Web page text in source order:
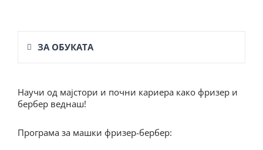
ЗА ОБУКАТА
Научи од мајстори и почни кариера како фризер и
бербер веднаш!
Програма за машки фризер-бербер: